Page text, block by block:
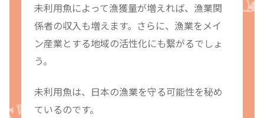
未利用魚によって漁獲量が増えれば、漁業関
係者の収入も増えます。さらに、漁業をメイ
ン産業とする地域の活性化にも繋がるでしょ
う。
未利用魚は、日本の漁業を守る可能性を秘め
ているのです。